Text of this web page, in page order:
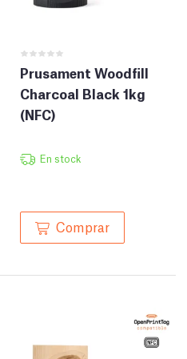
Prusament Woodfill
Charcoal Black 1kg
(NFC)
En stock
Comprar